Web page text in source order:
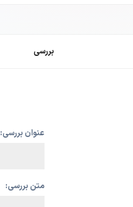
بررسی
عنوان بررسی:
متن بررسی: